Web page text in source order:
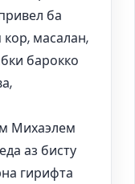
ба
масалан,
барокко
Михаэлем
аз бисту
гирифта